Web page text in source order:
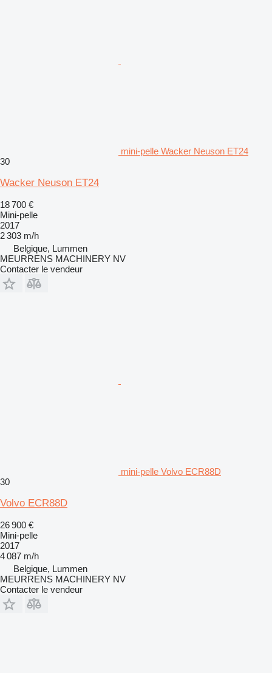
mini-pelle Wacker Neuson ET24
30
Wacker Neuson ET24
18 700 €
Mini-pelle
2017
2 303 m/h
Belgique, Lummen
MEURRENS MACHINERY NV
Contacter le vendeur
mini-pelle Volvo ECR88D
30
Volvo ECR88D
26 900 €
Mini-pelle
2017
4 087 m/h
Belgique, Lummen
MEURRENS MACHINERY NV
Contacter le vendeur